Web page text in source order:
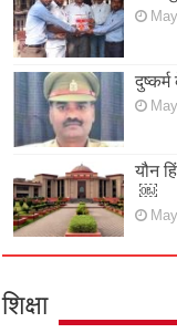
यौन
￼
शिक्षा